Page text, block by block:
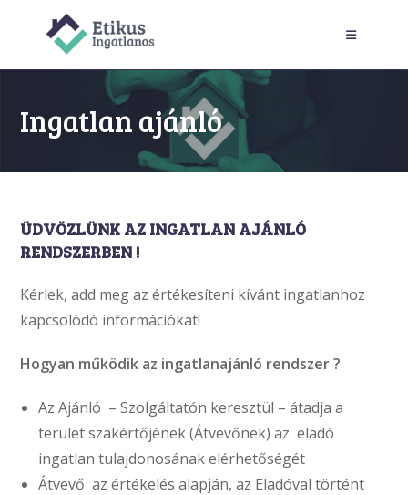
Ingatlan ajánló
ÜDVÖZLÜNK AZ INGATLAN AJÁNLÓ
RENDSZERBEN !
Kérlek, add meg az értékesíteni kívánt ingatlanhoz
kapcsolódó információkat!
Hogyan működik az ingatlanajánló rendszer ?
Az Ajánló – Szolgáltatón keresztül – átadja a
terület szakértőjének (Átvevőnek) az eladó
ingatlan tulajdonosának elérhetőségét
Átvevő az értékelés alapján, az Eladóval történt